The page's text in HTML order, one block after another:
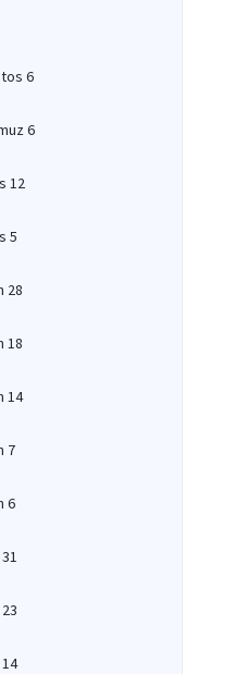
6
6
12
5
28
18
14
7
6